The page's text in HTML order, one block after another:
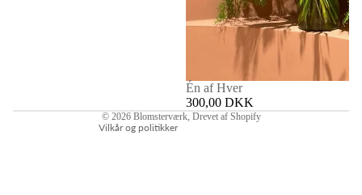
Én af Hver
300,00 DKK
© 2026 Blomsterværk, Drevet af Shopify
Vilkår og politikker